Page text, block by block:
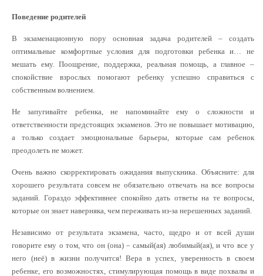
Поведение родителей
В экзаменационную пору основная задача родителей – создать
оптимальные комфортные условия для подготовки ребенка и… не
мешать ему. Поощрение, поддержка, реальная помощь, а главное –
спокойствие взрослых помогают ребенку успешно справиться с
собственным волнением.
Не запугивайте ребенка, не напоминайте ему о сложности и
ответственности предстоящих экзаменов. Это не повышает мотивацию,
а только создает эмоциональные барьеры, которые сам ребенок
преодолеть не может.
Очень важно скорректировать ожидания выпускника. Объясните: для
хорошего результата совсем не обязательно отвечать на все вопросы
заданий. Гораздо эффективнее спокойно дать ответы на те вопросы,
которые он знает наверняка, чем переживать из-за нерешенных заданий.
Независимо от результата экзамена, часто, щедро и от всей души
говорите ему о том, что он (она) – самый(ая) любимый(ая), и что все у
него (неё) в жизни получится! Вера в успех, уверенность в своем
ребенке, его возможностях, стимулирующая помощь в виде похвалы и